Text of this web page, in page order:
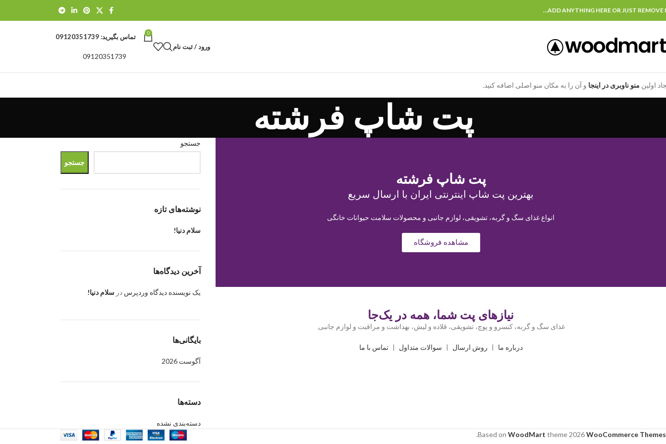
ADD ANYTHING HERE OR JUST REMOVE
ورود / ثبت نام
0 تماس بگیرید:09120351739
09120351739
اولین منو ناوبری در اینجا و آن را به مکان منو اصلی اضافه کنید.
پت شاپ فرشته
پت شاپ فرشته
بهترین پت شاپ اینترنتی ایران با ارسال سریع
انواع غذای سگ و گربه، تشویقی، لوازم جانبی و محصولات سلامت حیوانات خانگی
مشاهده فروشگاه
نیازهای پت شما، همه در یک‌جا
غذای سگ و گربه، کنسرو و پوچ، تشویقی، قلاده و لیش، بهداشت و مراقبت و لوازم جانبی.
درباره ما روش ارسال سوالات متداول |تماس با ما
جستجو
جستجو
نوشته‌های تازه
سلام دنیا!
آخرین دیدگاه‌ها
یک نویسنده دیدگاه وردپرس در سلام دنیا!
بایگانی‌ها
آگوست 2026
دسته‌ها
دسته‌بندی نشده
Based on WoodMart theme 2026WooCommerce Themes
.